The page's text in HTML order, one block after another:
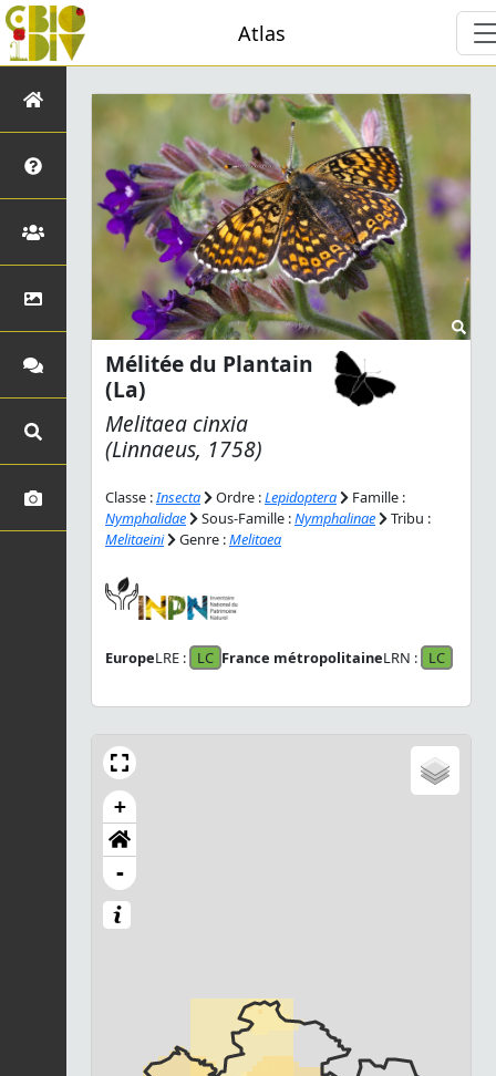
Atlas
Mélitée du Plantain
(La)
Melitaea cinxia
(Linnaeus, 1758)
Classe :Insecta Ordre :Lepidoptera
Famille :
Nymphalidae
Sous-Famille :Nymphalinae
Tribu :
Melitaeini
Genre :Melitaea
EuropeLRE : LC France métropolitaineLRN : LC
+
-